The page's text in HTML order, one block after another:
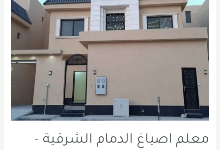
معلم اصباغ الدمام الشرقية –